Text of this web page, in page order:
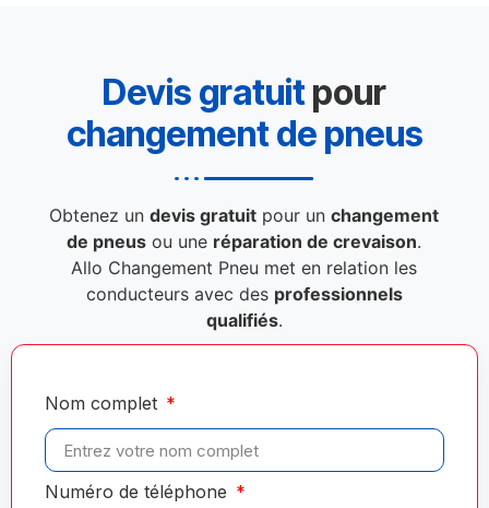
Devis gratuitpour
changement de pneus
Obtenez undevis gratuit pour unchangement
de pneus ou une réparation de crevaison.
Allo Changement Pneu met en relation les
conducteurs avec des professionnels
qualifiés.
Nom complet
Numéro de téléphone